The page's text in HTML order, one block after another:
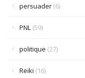
persuader (6)
PNL (59)
politique (27)
Reiki (16)